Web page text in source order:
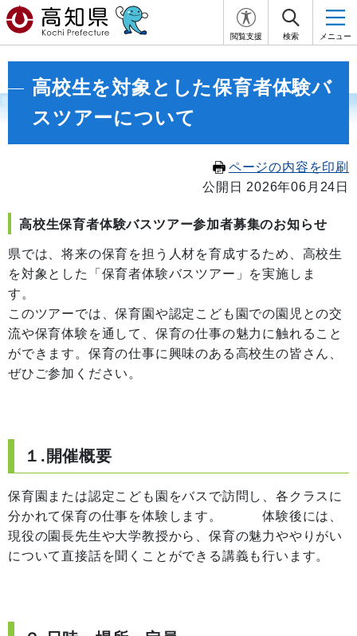
閲覧支援 検索 メニュー
高校生を対象とした保育者体験バ
スツアーについて
ページの内容を印刷
公開日 2026年06月24日
高校生保育者体験バスツアー参加者募集のお知らせ
県では、将来の保育を担う人材を育成するため、高校生
を対象とした「保育者体験バスツアー」を実施しま
す
このツアーでは、保育園や認定こども園での園児との交
流や保育体験を通して、保育の仕事の魅力に触れること
ができます。保育の仕事に興味のある高校生の皆さん、
ぜひご参加ください。
１.開催概要
保育園または認定こども園をバスで訪問し、各クラスに
分かれて保育の仕事を体験します。 体験後には、
現役の園長先生や大学教授から、保育の魅力ややりがい
について直接話を聞くことができる講義も行います。